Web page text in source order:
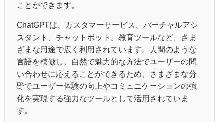
ことができます。
ChatGPTは、カスタマーサービス、バーチャルアシ
スタント、チャットボット、教育ツールなど、さま
ざまな用途で広く利用されています。人間のような
言語を模倣し、自然で魅力的な方法でユーザーの問
い合わせに応えることができるため、さまざまな分
野でユーザー体験の向上やコミュニケーションの強
化を実現する強力なツールとして活用されていま
す。